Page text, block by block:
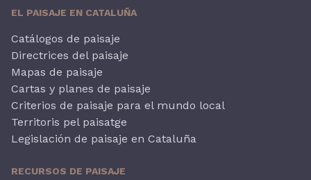
EL PAISAJE EN CATALUÑA
Catálogos de paisaje
Directrices del paisaje
Mapas de paisaje
Cartas y planes de paisaje
Criterios de paisaje para el mundo local
Territoris pel paisatge
Legislación de paisaje en Cataluña
RECURSOS DE PAISAJE